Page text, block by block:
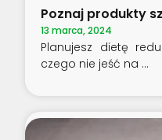
Poznaj produkty
13 marca, 2024
Planujesz dietę
czego nie jeść na